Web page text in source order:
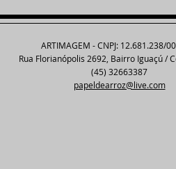
ARTIMAGEM - CNPJ: 12.681.238/
Rua Florianópolis 2692, Bairro Iguaçú /
(45) 32663387
papeldearroz@live.com